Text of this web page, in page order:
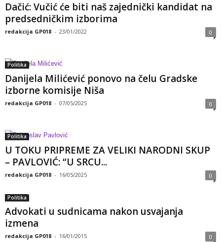
Dačić: Vučić će biti naš zajednički kandidat na
predsedničkim izborima
redakcija GP018 - 23/01/2022 0
Politika
Danijela Milićević ponovo na čelu Gradske
izborne komisije Niša
redakcija GP018 - 07/05/2025 0
Politika
U TOKU PRIPREME ZA VELIKI NARODNI SKUP
– PAVLOVIĆ: “U SRCU...
redakcija GP018 - 16/05/2025 0
Politika
Advokati u sudnicama nakon usvajanja
izmena
redakcija GP018 - 16/01/2015 0